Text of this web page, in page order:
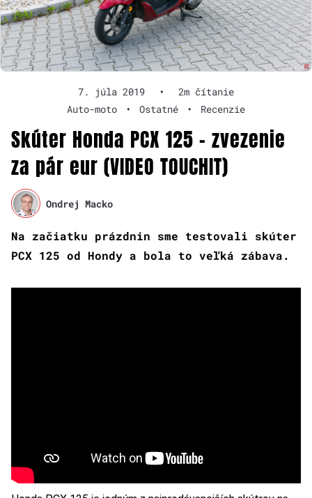
7. júla 2019 •
2m čítanie
Auto-moto
• Ostatné • Recenzie
Skúter Honda PCX 125 – zvezenie
za pár eur (VIDEO TOUCHIT)
Ondrej Macko
Na začiatku prázdnin sme testovali skúter
PCX 125 od Hondy a bola to veľká zábava.